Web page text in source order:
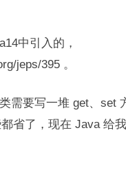
中引入的，
jeps/395 。
需要写一堆 get、set
省了，现在 Java 给